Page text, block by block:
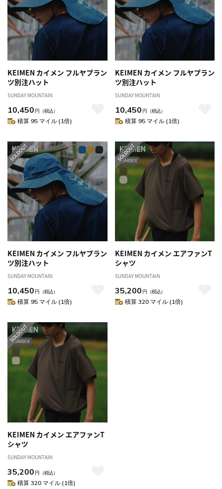
KEIMEN カイメン フルヤプラン
ツ別注ハット
SUNDAY MOUNTAIN
10,450 円 （税込）
積算 95 マイル (1倍)
KEIMEN カイメン フルヤプラン
ツ別注ハット
SUNDAY MOUNTAIN
10,450 円 （税込）
積算 95 マイル (1倍)
KEIMEN カイメン フルヤプラン
ツ別注ハット
SUNDAY MOUNTAIN
10,450 円 （税込）
積算 95 マイル (1倍)
KEIMEN カイメン エアファンT
シャツ
SUNDAY MOUNTAIN
35,200 円 （税込）
積算 320 マイル (1倍)
KEIMEN カイメン エアファンT
シャツ
SUNDAY MOUNTAIN
35,200 円 （税込）
積算 320 マイル (1倍)